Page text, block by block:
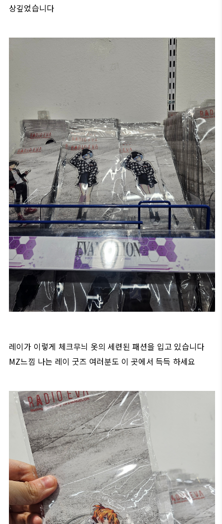
상깊었습니다
레이가 이렇게 체크무늬 옷의 세련된 패션을 입고 있습니다
MZ느낌 나는 레이 굿즈 여러분도 이 곳에서 득득 하세요